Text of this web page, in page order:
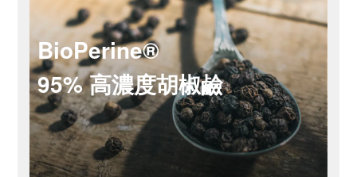
BioPerine®
95% 高濃度胡椒鹼